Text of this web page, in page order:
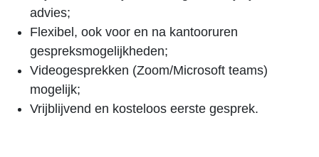
advies;
Flexibel, ook voor en na kantooruren
gespreksmogelijkheden;
Videogesprekken (Zoom/Microsoft teams)
mogelijk;
Vrijblijvend en kosteloos eerste gesprek.